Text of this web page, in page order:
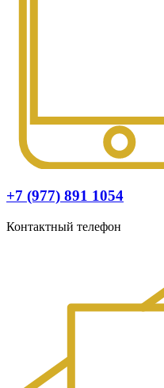
+7 (977) 891 1054
Контактный телефон